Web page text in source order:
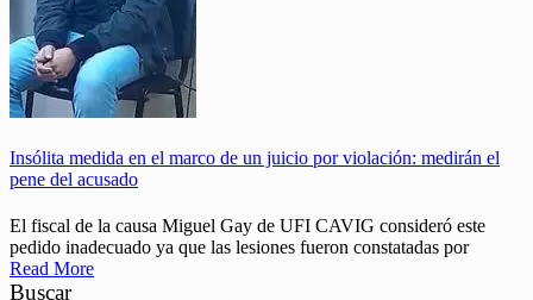
Insólita medida en el marco de un juicio por violación: medirán el
pene del acusado
El fiscal de la causa Miguel Gay de UFI CAVIG consideró este
pedido inadecuado ya que las lesiones fueron constatadas por
Read More
Buscar